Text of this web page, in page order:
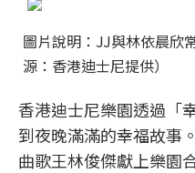
圖片說明：JJ與林依晨欣
源：香港迪士尼提供）
香港迪士尼樂園透過「
到夜晚滿滿的幸福故事
曲歌王林俊傑獻上樂園